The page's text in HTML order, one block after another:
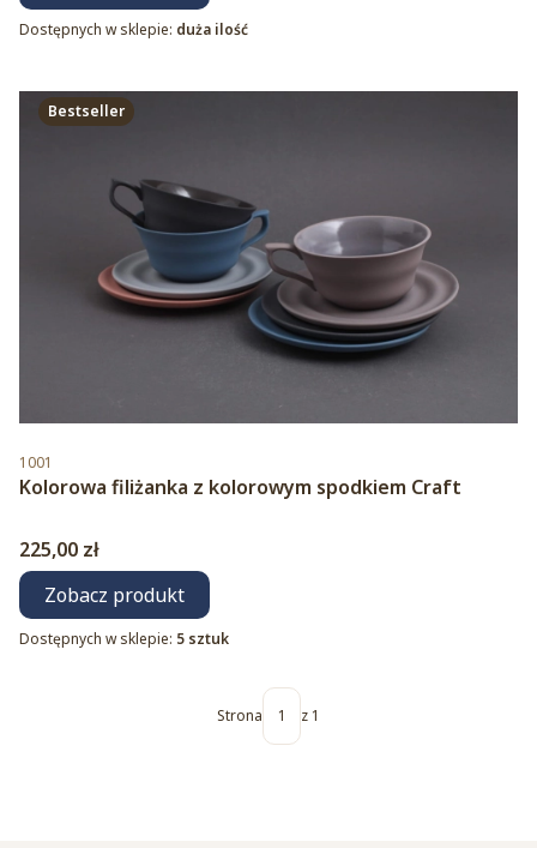
Dostępnych w sklepie: duża ilość
Bestseller
Kod produktu
1001
Kolorowa filiżanka z kolorowym spodkiem Craft
Cena
225,00 zł
Zobacz produkt
Dostępnych w sklepie: 5 sztuk
Strona z 1